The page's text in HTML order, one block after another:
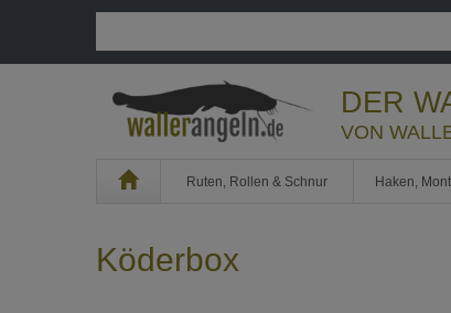
DER
VON
Home Ruten, Rollen & Schnur Haken,
Köderbox